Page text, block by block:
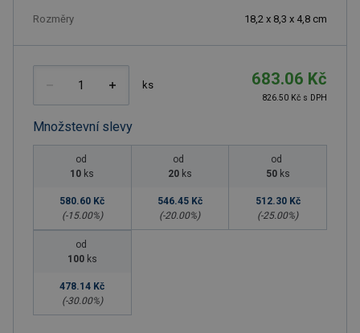
Rozměry 18,2 x 8,3 x 4,8 cm
ks 683.06 Kč
826.50 Kč s DPH
Množstevní slevy
od
10 ks
580.60 Kč
(-15.00%)
od
20 ks
546.45 Kč
(-20.00%)
od
50 ks
512.30 Kč
(-25.00%)
od
100 ks
478.14 Kč
(-30.00%)